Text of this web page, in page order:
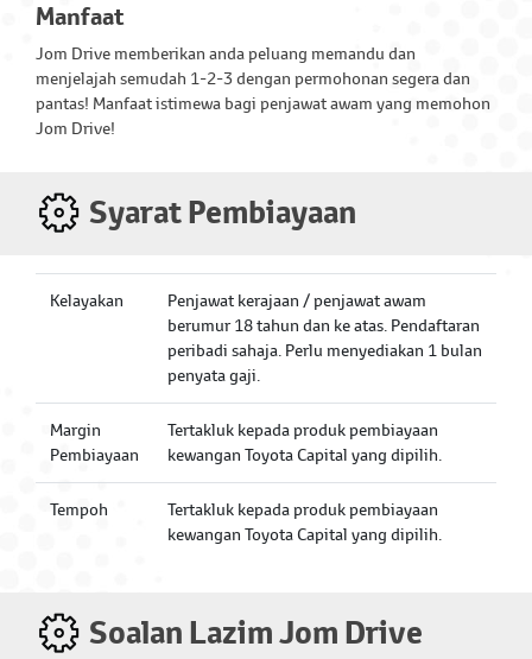
Manfaat
Jom Drive memberikan anda peluang memandu dan
menjelajah semudah 1-2-3 dengan permohonan segera dan
pantas! Manfaat istimewa bagi penjawat awam yang memohon
Jom Drive!
Syarat Pembiayaan
Kelayakan
Penjawat kerajaan / penjawat awam
berumur 18 tahun dan ke atas. Pendaftaran
peribadi sahaja. Perlu menyediakan 1 bulan
penyata gaji.
Margin
Pembiayaan
Tertakluk kepada produk pembiayaan
kewangan Toyota Capital yang dipilih.
Tempoh
Tertakluk kepada produk pembiayaan
kewangan Toyota Capital yang dipilih.
Soalan Lazim Jom Drive